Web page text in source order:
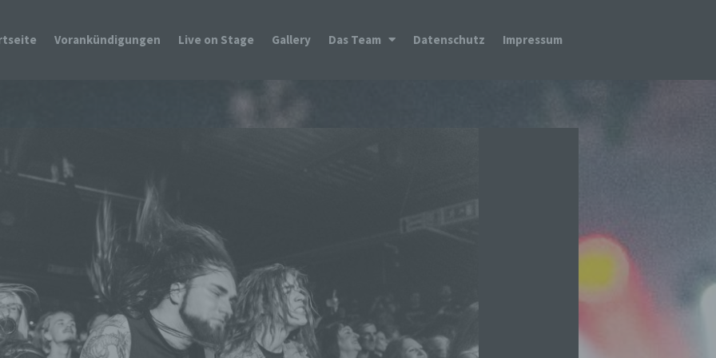
Vorankündigungen Live on Stage Gallery Das Team Datenschutz Impressum